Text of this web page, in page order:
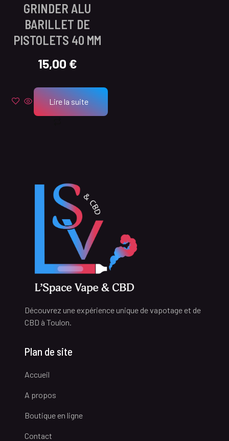
GRINDER ALU
BARILLET DE
PISTOLETS 40 MM
15,00 €
Lire la suite
Découvrez une expérience unique de vapotage et de
CBD à Toulon.
Plan de site
Accueil
A propos
Boutique en ligne
Contact